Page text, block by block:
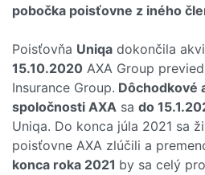
pobočka poisťovne z iného
Poisťovňa Uniqa dokončila
15.10.2020 AXA Group
Insurance Group. Dôchodkové
spoločnosti AXA sa do
Uniqa. Do konca júla 2021 sa
poisťovne AXA zlúčili a
konca roka 2021 by sa celý